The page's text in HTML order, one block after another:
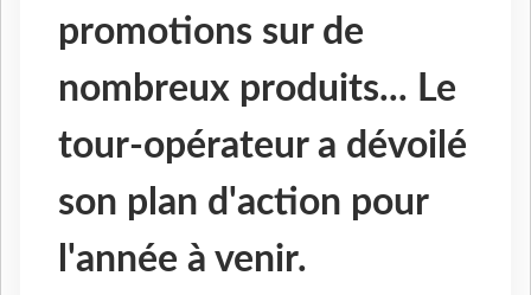
promotions sur de
nombreux produits... Le
tour-opérateur a dévoilé
son plan d'action pour
l'année à venir.